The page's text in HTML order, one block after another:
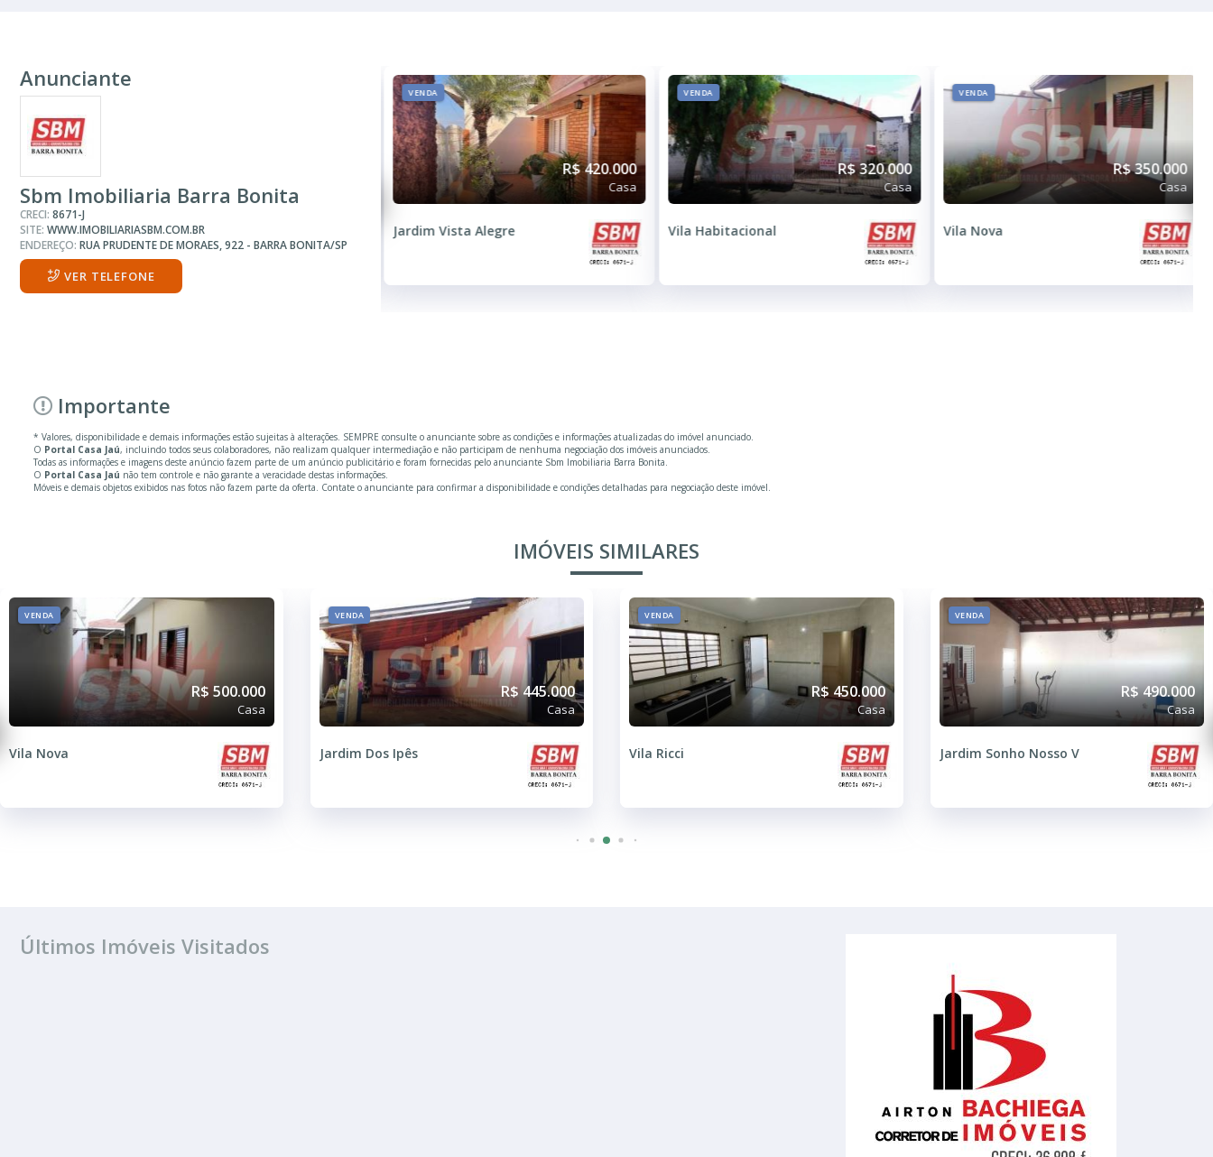
Anunciante
Sbm Imobiliaria Barra Bonita
CRECI: 8671-J
SITE: WWW.IMOBILIARIASBM.COM.BR
ENDEREÇO: RUA PRUDENTE DE MORAES, 922 - BARRA BONITA/SP
VER TELEFONE
Vila Narcisa
VENDA
R$ 420.000
Casa
Jardim Vista Alegre
VENDA
R$ 320.000
Casa
Vila Habitacional
VENDA
R$ 350.000
Casa
Vila Nova
Importante
* Valores, disponibilidade e demais informações estão sujeitas à alterações. SEMPRE consulte o anunciante sobre as condições e informações atualizadas do imóvel anunciado.
O Portal Casa Jaú, incluindo todos seus colaboradores, não realizam qualquer intermediação e não participam de nenhuma negociação dos imóveis anunciados.
Todas as informações e imagens deste anúncio fazem parte de um anúncio publicitário e foram fornecidas pelo anunciante Sbm Imobiliaria Barra Bonita.
O Portal Casa Jaú não tem controle e não garante a veracidade destas informações.
Móveis e demais objetos exibidos nas fotos não fazem parte da oferta. Contate o anunciante para confirmar a disponibilidade e condições detalhadas para negociação deste imóvel.
IMÓVEIS SIMILARES
VENDA
R$ 500.000
Casa
Vila Nova
VENDA
R$ 445.000
Casa
Jardim Dos Ipês
VENDA
R$ 450.000
Casa
Vila Ricci
VENDA
R$ 490.000
Casa
Jardim Sonho Nosso V
Últimos Imóveis Visitados